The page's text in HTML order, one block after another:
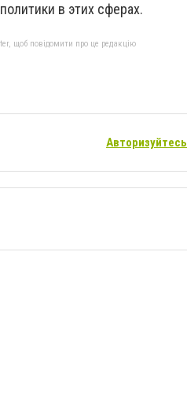
в этих сферах.
щоб повідомити про це редакцію
Авторизуйтесь